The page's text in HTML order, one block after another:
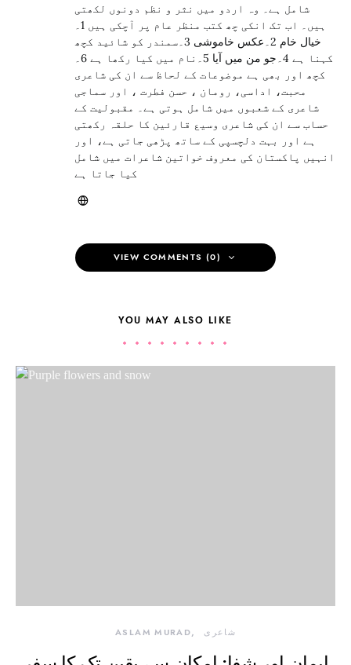
شامل ہے۔ وہ اردو میں نثر و نظم دونوں لکھتی
ہیں۔ اب تک انکی چھ کتب منظر عام پر آچکی ہیں 1۔
خیال خام 2۔عکس خاموشی 3۔سمندر کو شائید کچھ
کہنا ہے 4۔جو من میں آیا 5۔نام میں کیا رکھا ہے 6۔
کچھ اور بھی ہے موضوعات کے لحاظ سے ان کی شاعری
محبت، اداسی، رومان ، حسن فطرت ، اور سماجی
شاعری کے شعبوں میں شامل ہوتی ہے۔ مقبولیت کے
حساب سے ان کی شاعری وسیع قارئین کا حلقہ رکھتی
ہے اور بہت دلچسپی کے ساتھ پڑھی جاتی ہے، اور
انہیں پاکستان کی معروف خواتین شاعرات میں شامل
کیا جاتا ہے
VIEW COMMENTS (0)
YOU MAY ALSO LIKE
ASLAM MURAD شاعری